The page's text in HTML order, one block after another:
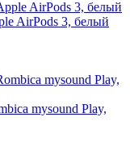
AirPods 3, белый
mysound Play,